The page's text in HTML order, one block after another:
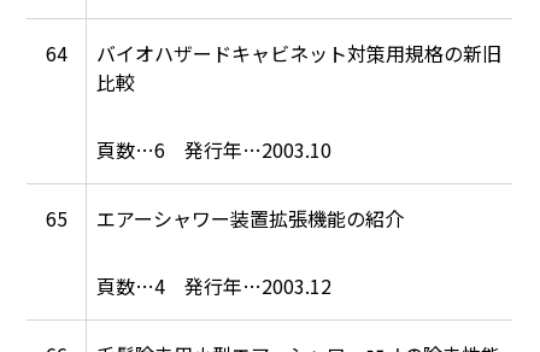
64
バイオハザードキャビネット対策用規格の新旧
比較
6 2003.10
65 エアーシャワー装置拡張機能の紹介
4 2003.12